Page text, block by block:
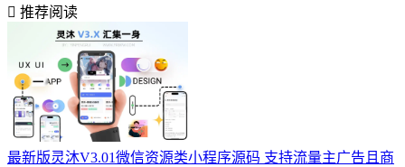
推荐阅读
最新版灵沐V3.01微信资源类小程序源码 支持流量主广告且商